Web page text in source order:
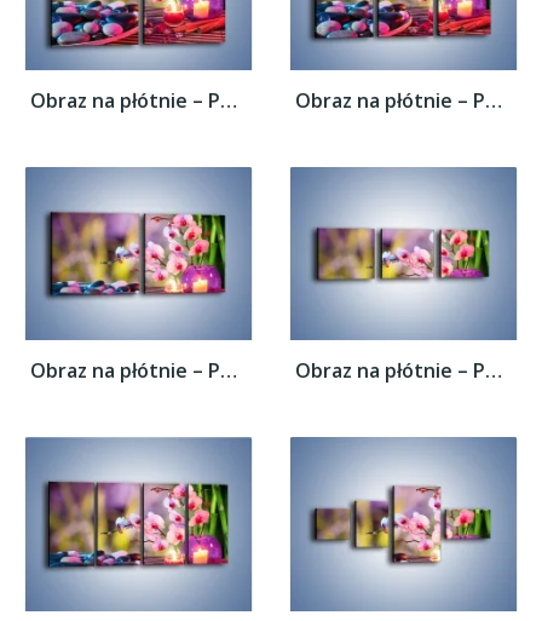
Obraz na płótnie – Pachnące kwiaty i... Obraz na płótnie – Pachnące kwiaty i...
Obraz na płótnie – Pachnące kwiaty i... Obraz na płótnie – Pachnące kwiaty i...